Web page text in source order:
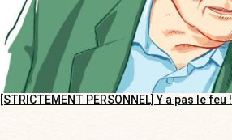
[STRICTEMENT PERSONNEL] Y a pas le feu !